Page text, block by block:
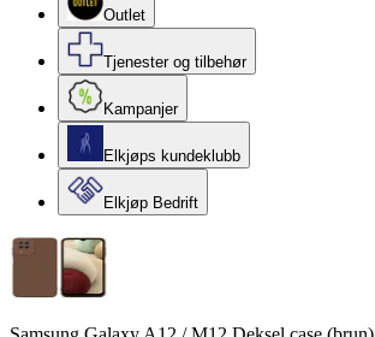
Outlet
Tjenester og tilbehør
Kampanjer
Elkjøps kundeklubb
Elkjøp Bedrift